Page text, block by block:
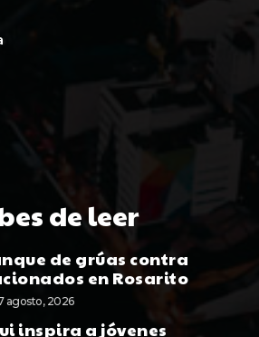
de leer
de grúas contra
en Rosarito
agosto, 2026
inspira a jóvenes